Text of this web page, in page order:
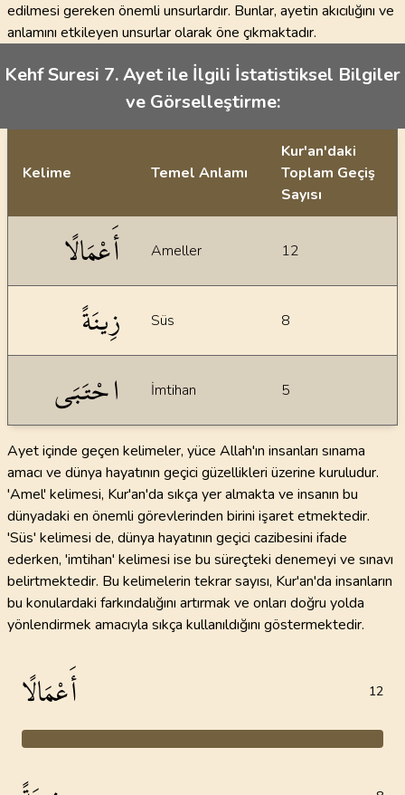
edilmesi gereken önemli unsurlardır. Bunlar, ayetin akıcılığını ve
anlamını etkileyen unsurlar olarak öne çıkmaktadır.
Kehf Suresi 7. Ayet ile İlgili İstatistiksel Bilgiler
ve Görselleştirme:
Kelime Temel Anlamı
Kur'an'daki
Toplam Geçiş
Sayısı
أَعْمَالًا Ameller 12
زِينَةً Süs 8
احْتَبَى İmtihan 5
Ayet içinde geçen kelimeler, yüce Allah'ın insanları sınama
amacı ve dünya hayatının geçici güzellikleri üzerine kuruludur.
'Amel' kelimesi, Kur'an'da sıkça yer almakta ve insanın bu
dünyadaki en önemli görevlerinden birini işaret etmektedir.
'Süs' kelimesi de, dünya hayatının geçici cazibesini ifade
ederken, 'imtihan' kelimesi ise bu süreçteki denemeyi ve sınavı
belirtmektedir. Bu kelimelerin tekrar sayısı, Kur'an'da insanların
bu konulardaki farkındalığını artırmak ve onları doğru yolda
yönlendirmek amacıyla sıkça kullanıldığını göstermektedir.
أَعْمَالًا 12